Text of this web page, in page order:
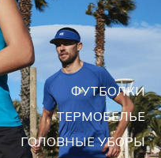
ФУТБОЛКИ
ТЕРМОБЕЛЬЕ
ГОЛОВНЫЕ УБОРЫ